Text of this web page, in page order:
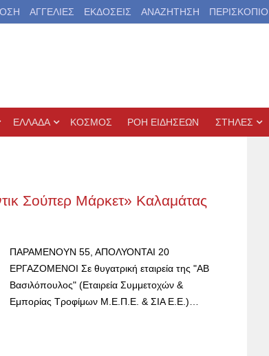
ΑΓΓΕΛΙΕΣ ΕΚΔΟΣΕΙΣ ΑΝΑΖΗΤΗΣΗ ΠΕΡΙΣΚΟΠΙΟ
ΕΛΛΑΔΑ ΚΟΣΜΟΣ ΡΟΗ ΕΙΔΗΣΕΩΝ ΣΤΗΛΕΣ
Σούπερ Μάρκετ» Καλαμάτας
ΠΑΡΑΜΕΝΟΥΝ 55, ΑΠΟΛΥΟΝΤΑΙ 20
ΕΡΓΑΖΟΜΕΝΟΙ Σε θυγατρική εταιρεία της "ΑΒ
Βασιλόπουλος" (Εταιρεία Συμμετοχών &
Εμπορίας Τροφίμων Μ.Ε.Π.Ε. & ΣΙΑ Ε.Ε.)…